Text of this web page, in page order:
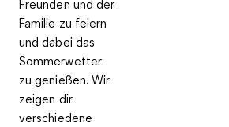
Freunden und der
Familie zu feiern
und dabei das
Sommerwetter
zu genießen. Wir
zeigen dir
verschiedene